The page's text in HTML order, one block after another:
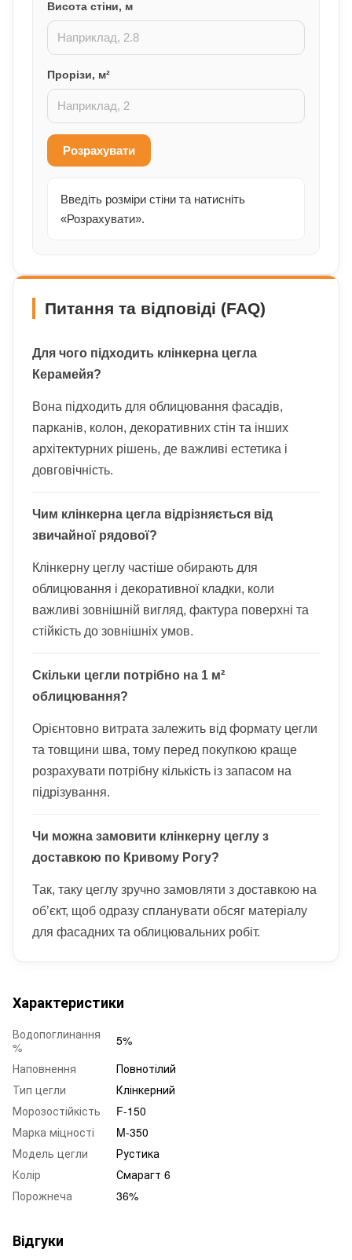
Висота стіни, м
Прорізи, м²
Розрахувати
Введіть розміри стіни та натисніть
«Розрахувати».
Питання та відповіді (FAQ)
Для чого підходить клінкерна цегла
Керамейя?
Вона підходить для облицювання фасадів,
парканів, колон, декоративних стін та інших
архітектурних рішень, де важливі естетика і
довговічність.
Чим клінкерна цегла відрізняється від
звичайної рядової?
Клінкерну цеглу частіше обирають для
облицювання і декоративної кладки, коли
важливі зовнішній вигляд, фактура поверхні та
стійкість до зовнішніх умов.
Скільки цегли потрібно на 1 м²
облицювання?
Орієнтовно витрата залежить від формату цегли
та товщини шва, тому перед покупкою краще
розрахувати потрібну кількість із запасом на
підрізування.
Чи можна замовити клінкерну цеглу з
доставкою по Кривому Рогу?
Так, таку цеглу зручно замовляти з доставкою на
об’єкт, щоб одразу спланувати обсяг матеріалу
для фасадних та облицювальних робіт.
Характеристики
Водопоглинання
%
5%
Наповнення
Повнотілий
Тип цегли
Клінкерний
Морозостійкість
F-150
Марка міцності
M-350
Модель цегли
Рустика
Колір
Смарагт 6
Порожнеча
36%
Відгуки